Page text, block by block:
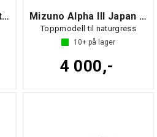
Mizuno Alpha III Select AG Mizuno Alpha III Japan MIX
Toppmodell til naturgress
10+ på lager
4 000,-